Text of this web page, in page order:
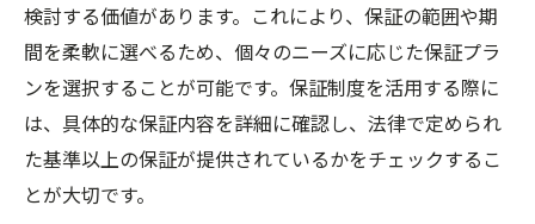
施工後のトラブルへの対応方法
アフターサポートの選び方と注意点
保証制度とサポート体制の相乗効果
施工後の定期点検とメンテナンス
茨城県での新築保証制度活用で安全な生活を手
検討する価値があります。これにより、保証の範囲や期
間を柔軟に選べるため、個々のニーズに応じた保証プラ
ンを選択することが可能です。保証制度を活用する際に
は、具体的な保証内容を詳細に確認し、法律で定められ
た基準以上の保証が提供されているかをチェックするこ
とが大切です。